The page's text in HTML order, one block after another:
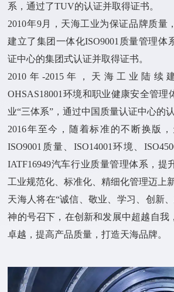
系，通过了TUV的认证并取得证书。
2010年9月，天海工业为保证品牌质量
建立了集团一体化ISO9001质量管理体
证中心的集团式认证并取得证书。
2010年-2015年，天海工业陆续
OHSAS18001环境和职业健康安全管理
业“三体系”，通过中国质量认证中心的
2016年至今，随着标准的不断换版
ISO9001质量、ISO14001环境、
IATF16949汽车行业质量管理体系，提
工业规范化、标准化、精细化管理迈上
天海人将在“诚信、敬业、学习、创新
神的号召下，在创新和发展中超越自我
卓越，提高产品质量，打造天海品牌。